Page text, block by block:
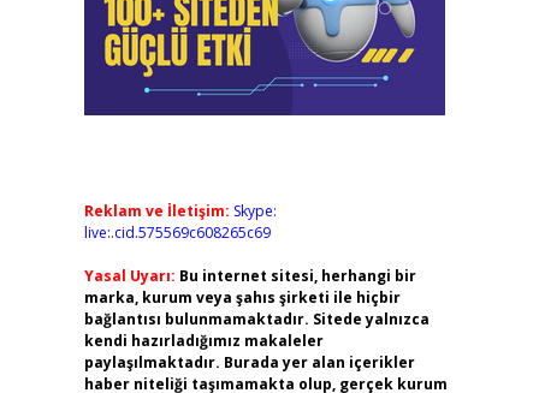
Reklam ve İletişim: Skype:
live:.cid.575569c608265c69
Yasal Uyarı: Bu internet sitesi, herhangi bir
marka, kurum veya şahıs şirketi ile hiçbir
bağlantısı bulunmamaktadır. Sitede yalnızca
kendi hazırladığımız makaleler
paylaşılmaktadır. Burada yer alan içerikler
haber niteliği taşımamakta olup, gerçek kurum